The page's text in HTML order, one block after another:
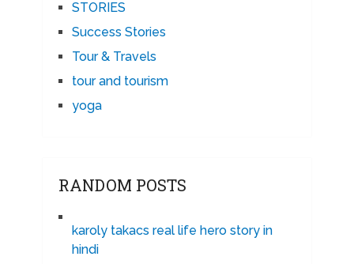
STORIES
Success Stories
Tour & Travels
tour and tourism
yoga
RANDOM POSTS
karoly takacs real life hero story in
hindi